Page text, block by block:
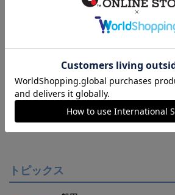
ジュビロ磐田 ピカチュ
ウ タオルマフラー
2,500円
ジュビロ磐田 チルタリ
ス タオルマフラー
トピックス